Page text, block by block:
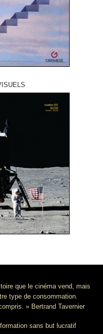
que le cinéma vend, mais
type de consommation.
» Bertrand Tavernier
sans but lucratif